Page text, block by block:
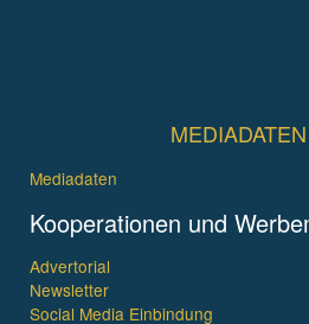
MEDIADATEN
Mediadaten
Kooperationen und
Advertorial
Newsletter
Social Media Einbindung